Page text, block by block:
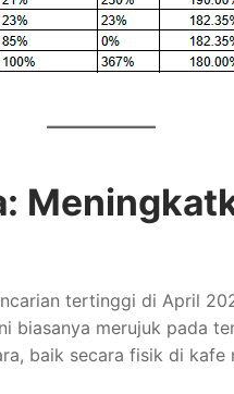
tertinggi di April
biasanya merujuk pada
baik secara fisik di